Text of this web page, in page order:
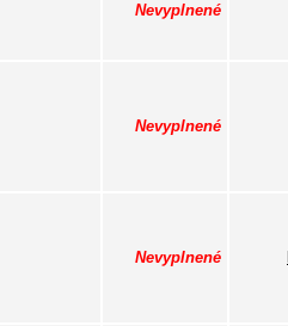
Nevyplnené
Nevyplnené
Nevyplnené